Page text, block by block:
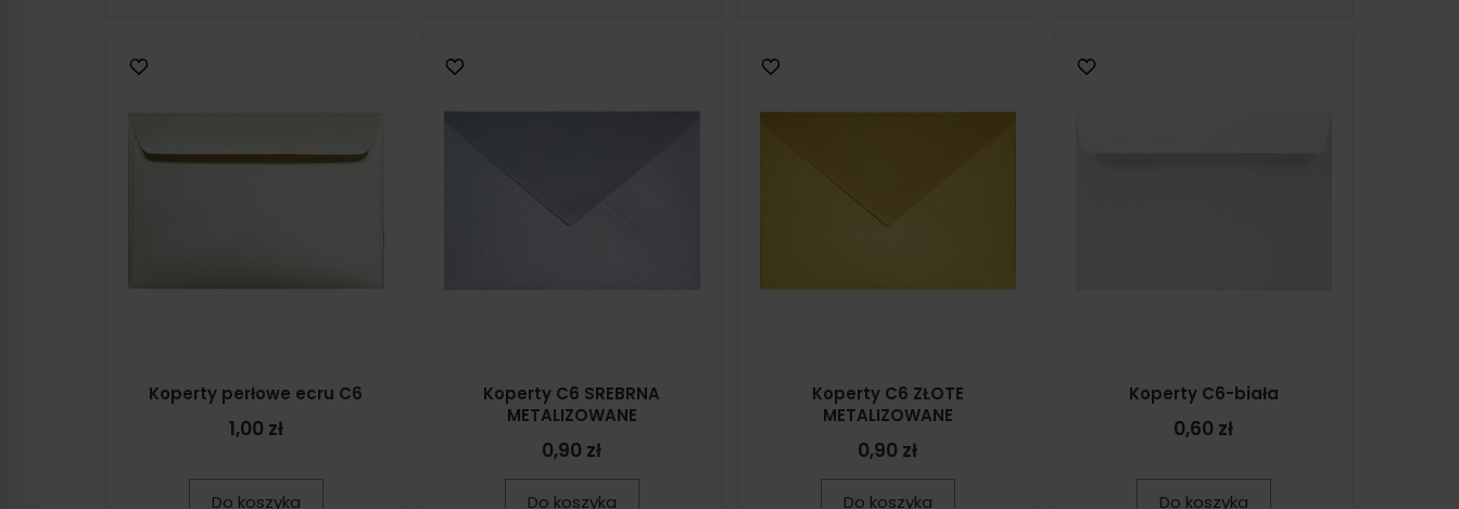
Koperty perłowe ecru C6
1,00 zł
Do koszyka
Koperty C6 SREBRNA
METALIZOWANE
0,90 zł
Do koszyka
Koperty C6 ZŁOTE
METALIZOWANE
0,90 zł
Do koszyka
Koperty C6-biała
0,60 zł
Do koszyka